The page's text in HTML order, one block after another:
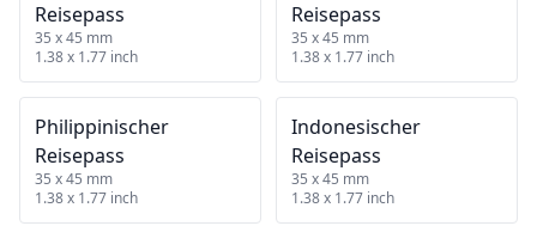
Reisepass
35 x 45 mm
1.38 x 1.77 inch
Reisepass
35 x 45 mm
1.38 x 1.77 inch
Philippinischer
Reisepass
35 x 45 mm
1.38 x 1.77 inch
Indonesischer
Reisepass
35 x 45 mm
1.38 x 1.77 inch